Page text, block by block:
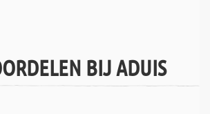
BIJ ADUIS